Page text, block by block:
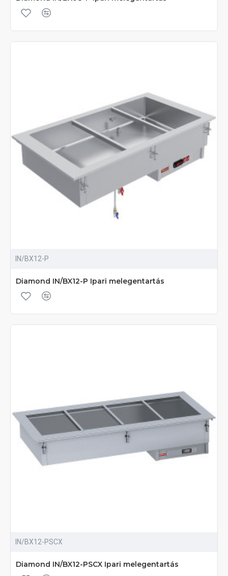
IN/BX12-P
Diamond IN/BX12-P Ipari melegentartás
IN/BX12-PSCX
Diamond IN/BX12-PSCX Ipari melegentartás